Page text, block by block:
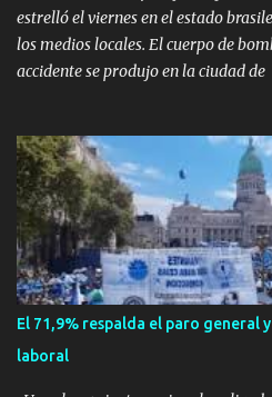
estrelló el viernes en el estado
los medios locales. El cuerpo de
accidente se produjo en la ciudad
una gran zona en llamas y humo
del avión. Otras imágenes de
descendía verticalmente en espiral
compartió las llamas y la densa
nave, que se había estrellado a
árboles. Según confirmó la
trataba de un avión turbohélice
Cascavel - Guarulhos. Este modelo
transportar a 68 pasajeros. La
El 71,9% respalda el paro general
laboral